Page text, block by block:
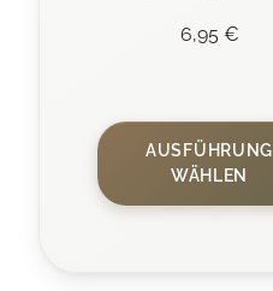
Rahmen
6,95 €
AUSFÜHRUNG
WÄHLEN